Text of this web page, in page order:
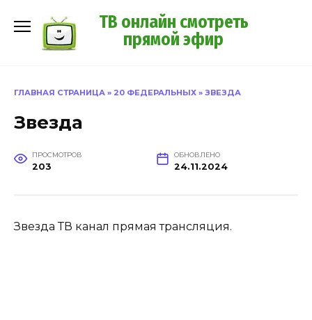
содержанию
ТВ онлайн смотреть
прямой эфир
ГЛАВНАЯ СТРАНИЦА » 20 ФЕДЕРАЛЬНЫХ » ЗВЕЗДА
Звезда
ПРОСМОТРОВ
203
ОБНОВЛЕНО
24.11.2024
Звезда ТВ канал прямая трансляция.